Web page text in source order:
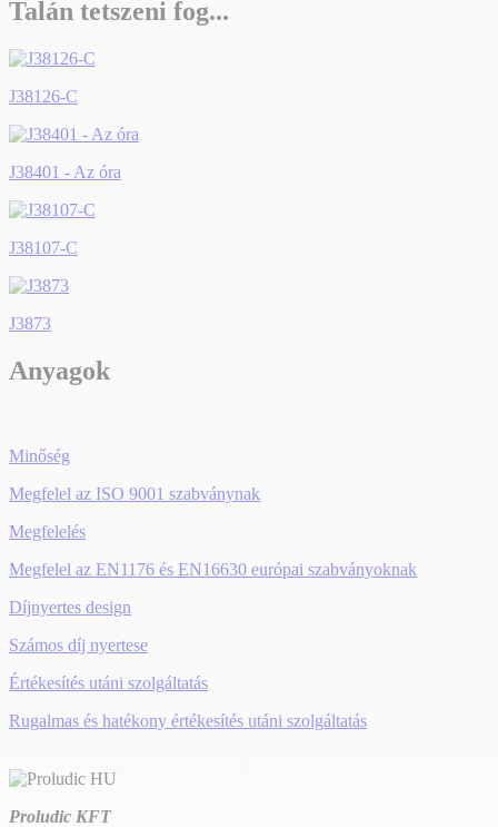
Talán tetszeni fog...
J38126-C
J38401 - Az óra
J38107-C
J3873
Anyagok
Minőség
Megfelel az ISO 9001 szabványnak
Megfelelés
Megfelel az EN1176 és EN16630 európai szabványoknak
Díjnyertes design
Számos díj nyertese
Értékesítés utáni szolgáltatás
Rugalmas és hatékony értékesítés utáni szolgáltatás
Proludic KFT